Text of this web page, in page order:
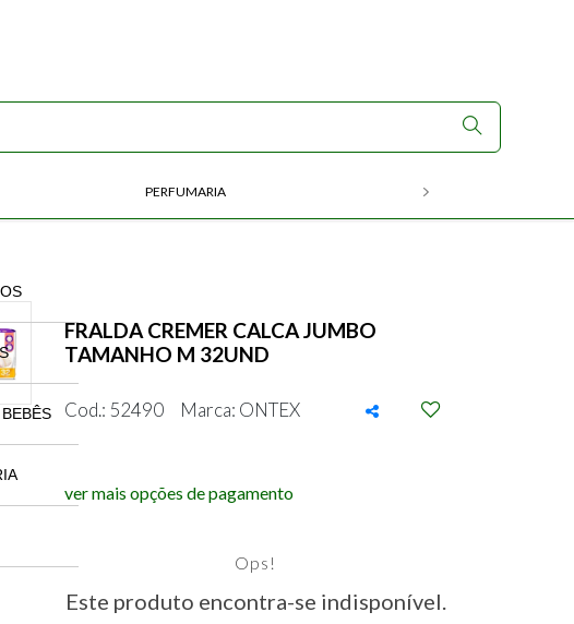
PERFUMARIA
FRALDA CREMER CALCA JUMBO
TAMANHO M 32UND
Cod.: 52490 Marca: ONTEX
ver mais opções de pagamento
Ops!
Este produto encontra-se indisponível.